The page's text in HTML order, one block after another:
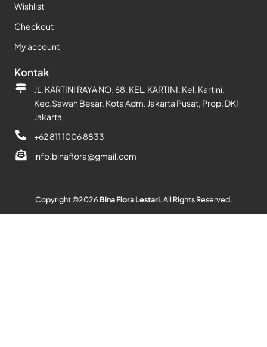
Wishlist
Checkout
My account
Kontak
JL. KARTINI RAYA NO. 68, KEL. KARTINI, Kel. Kartini,
Kec.Sawah Besar, Kota Adm. Jakarta Pusat, Prop. DKI
Jakarta
+62 811 1006 8833
info.binaflora@gmail.com
Copyright ©2026 Bina Flora Lestari. All Rights Reserved.